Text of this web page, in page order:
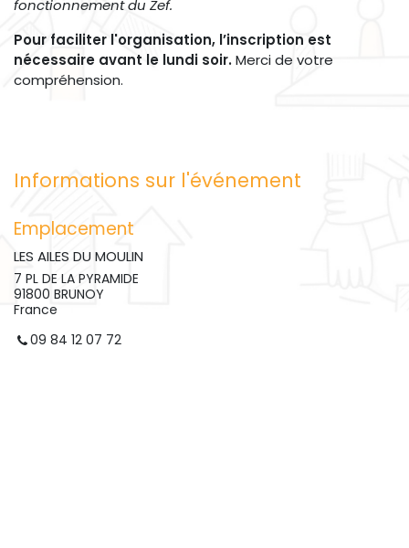
fonctionnement du Zef.
Pour faciliter l'organisation, l’inscription est
nécessaire avant le lundi soir.Merci de votre
compréhension.
Informations sur l'événement
Emplacement
LES AILES DU MOULIN
7 PL DE LA PYRAMIDE
91800 BRUNOY
France
09 84 12 07 72